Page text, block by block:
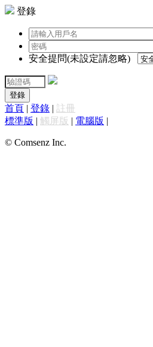
登錄
安全提問(未設定請忽略)
登錄
首頁 | 登錄 | 註冊
標準版 | 觸屏版 | 電腦版 |
© Comsenz Inc.